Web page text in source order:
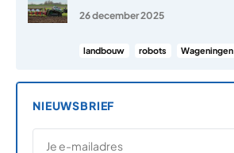
26 december 2025
landbouw robots Wageningen
NIEUWSBRIEF
E-MAILADRES
*